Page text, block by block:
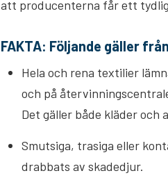
att producenterna får ett
FAKTA: Följande gäller
Hela och rena textilier
och på
Det gäller både kläder och
Smutsiga, trasiga eller
drabbats av skadedjur.